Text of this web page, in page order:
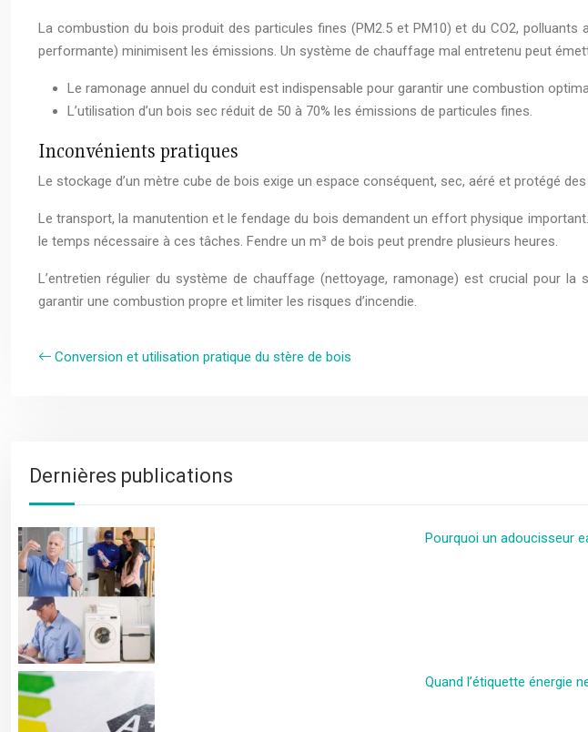
La combustion du bois produit des particules fines (PM2.5 et PM10) et du CO2,
performante) minimisent les émissions. Un système de chauffage mal entretenu peut
Le ramonage annuel du conduit est indispensable pour garantir une combustion
L’utilisation d’un bois sec réduit de 50 à 70% les émissions de particules fines.
Inconvénients pratiques
Le stockage d’un mètre cube de bois exige un espace conséquent, sec, aéré et protégé
Le transport, la manutention et le fendage du bois demandent un effort physique
le temps nécessaire à ces tâches. Fendre un m³ de bois peut prendre plusieurs heures.
L’entretien régulier du système de chauffage (nettoyage, ramonage) est crucial pour la
garantir une combustion propre et limiter les risques d’incendie.
Conversion et utilisation pratique du stère de bois
Dernières publications
Pourquoi un adoucisseur
Quand l’étiquette énergie